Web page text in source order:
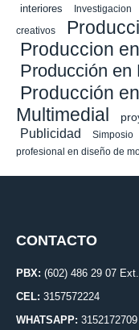
interiores Investigacion
creativos
Produccion
Producción en
Producción
Multimedial
Publicidad Simposio
profesional en diseño de
CONTACTO
PBX: (602) 486 29 07
CEL: 3157572224
WHATSAPP: 3152172709